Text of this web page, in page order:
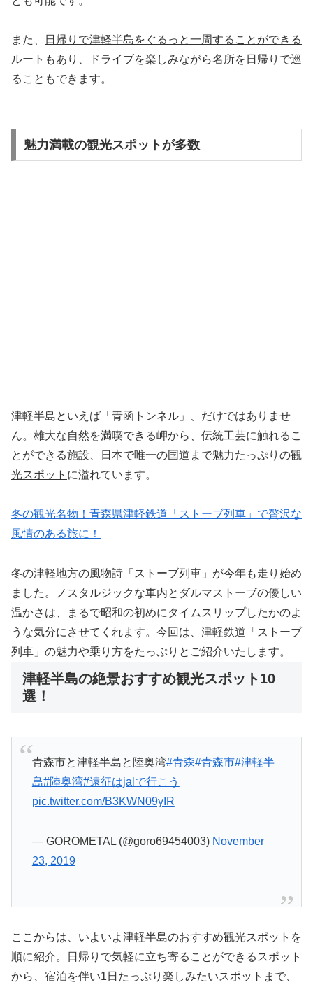
また、
日帰りで津軽半島をぐるっと一周することができる
ルート もあり、ドライブを楽しみながら名所を日帰りで巡
ることもできます。
魅力満載の観光スポットが多数
津軽半島といえば「青函トンネル」、だけではありませ
ん。雄大な自然を満喫できる岬から、伝統工芸に触れるこ
とができる施設、日本で唯一の国道まで魅力たっぷりの観
光スポット に溢れています。
冬の観光名物！青森県津軽鉄道「ストーブ列車」で贅沢な
風情のある旅に！
冬の津軽地方の風物詩「ストーブ列車」が今年も走り始め
ました。ノスタルジックな車内とダルマストーブの優しい
温かさは、まるで昭和の初めにタイムスリップしたかのよ
うな気分にさせてくれます。今回は、津軽鉄道「ストーブ
列車」の魅力や乗り方をたっぷりとご紹介いたします。
津軽半島の絶景おすすめ観光スポット10
選！
青森市と津軽半島と陸奥湾#青森#青森市#津軽半
島#陸奥湾#遠征はjalで行こう
pic.twitter.com/B3KWN09yIR
— GOROMETAL (@goro69454003) November
23, 2019
ここからは、いよいよ津軽半島のおすすめ観光スポットを
順に紹介。日帰りで気軽に立ち寄ることができるスポット
から、宿泊を伴い1日たっぷり楽しみたいスポットまで、